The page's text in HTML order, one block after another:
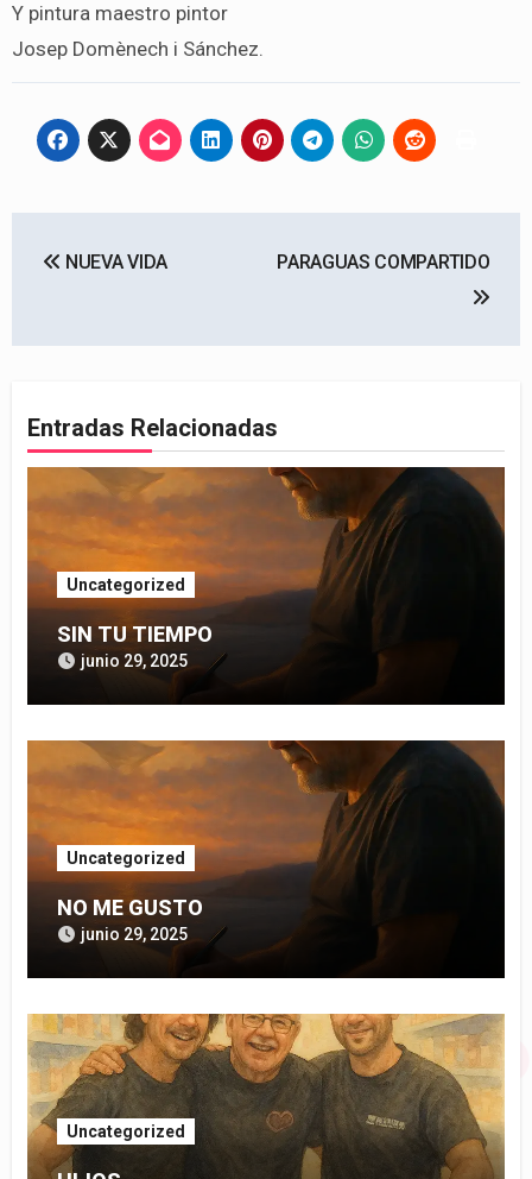
Y pintura maestro pintor
Josep Domènech i Sánchez.
de
NUEVA VIDA PARAGUAS COMPARTIDO
Entradas Relacionadas
Uncategorized
SIN TU TIEMPO
junio 29, 2025
Uncategorized
NO ME GUSTO
junio 29, 2025
Uncategorized